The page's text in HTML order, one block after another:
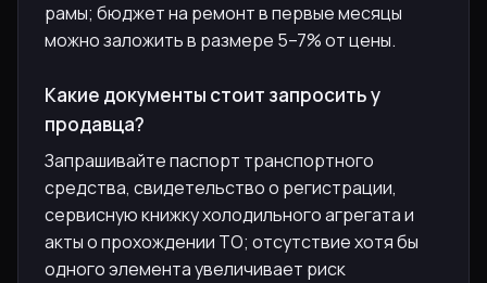
рамы; бюджет на ремонт в первые месяцы
можно заложить в размере 5–7% от цены.
Какие документы стоит запросить у
продавца?
Запрашивайте паспорт транспортного
средства, свидетельство о регистрации,
сервисную книжку холодильного агрегата и
акты о прохождении ТО; отсутствие хотя бы
одного элемента увеличивает риск